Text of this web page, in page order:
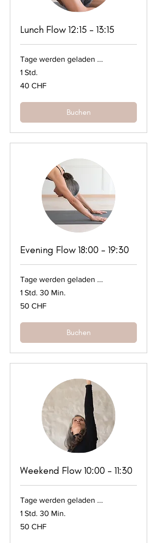
Lunch Flow 12:15 - 13:15
Tage werden geladen ...
1 Std.
Schweizer
40 CHF
Buchen
Evening Flow 18:00 - 19:30
Tage werden geladen ...
1 Std. 30 Min.
50
Schweizer
50 CHF
Buchen
Weekend Flow 10:00 - 11:30
Tage werden geladen ...
1 Std. 30 Min.
Schweizer
50 CHF